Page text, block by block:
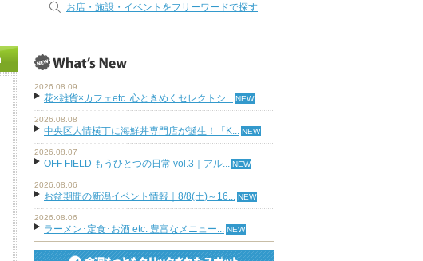
お店・施設・イベントをフリーワードで探す
2026.08.09
花×雑貨×カフェetc. 心ときめくセレクトシ...
2026.08.08
中央区人情横丁に海鮮丼専門店が誕生！「K...
2026.08.07
OFF FIELD もうひとつの日常 vol.3｜アル...
2026.08.06
お盆期間の新潟イベント情報｜8/8(土)～16...
2026.08.06
ラーメン･定食･お酒 etc. 豊富なメニュー...